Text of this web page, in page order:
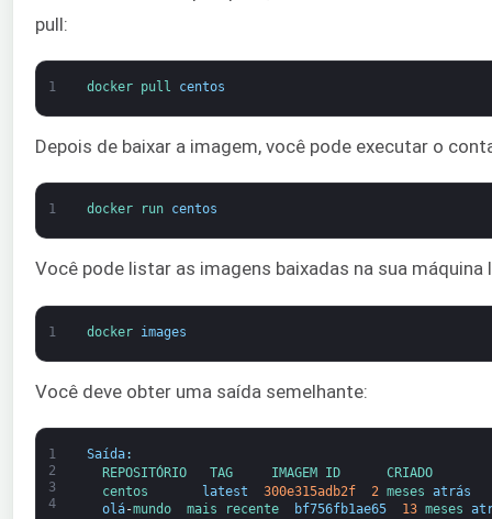
pull:
1 docker pull centos
Depois de baixar a imagem, você pode executar o
1 docker run centos
Você pode listar as imagens baixadas na sua
1 docker images
Você deve obter uma saída semelhante:
1
2
3
4
Saída:
REPOSITÓRIO TAG IMAGEM ID
centos
latest 300e315adb2f 2 meses atrás
olá-mundo mais recente bf756fb1ae65 13 meses